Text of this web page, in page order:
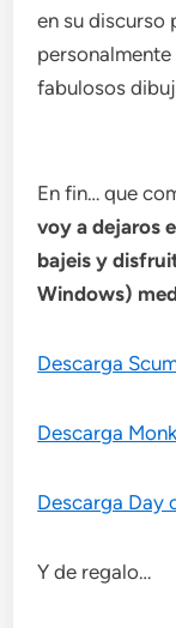
en su discurso
fabulosos
En fin… que
voy a dejaros
bajeis y
Windows)
Descarga
Descarga
Descarga Day
Y de regalo…